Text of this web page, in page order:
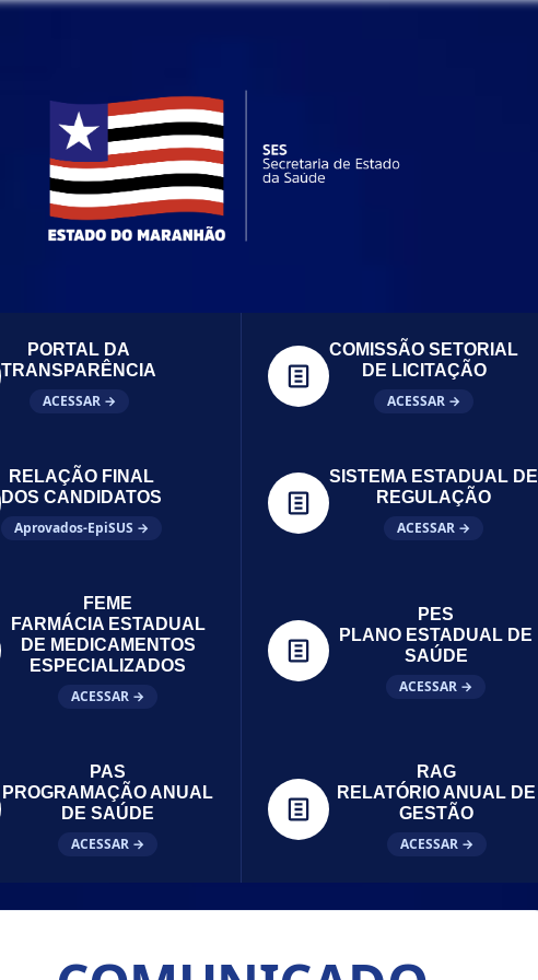
PORTAL DA
TRANSPARÊNCIA
ACESSAR →
COMISSÃO SETORIAL
DE LICITAÇÃO
ACESSAR →
RELAÇÃO FINAL
DOS CANDIDATOS
Aprovados-EpiSUS →
SISTEMA ESTADUAL DE
REGULAÇÃO
ACESSAR →
FEME
FARMÁCIA ESTADUAL
DE MEDICAMENTOS
ESPECIALIZADOS
ACESSAR →
PES
PLANO ESTADUAL DE
SAÚDE
ACESSAR →
PAS
PROGRAMAÇÃO ANUAL
DE SAÚDE
ACESSAR →
RAG
RELATÓRIO ANUAL DE
GESTÃO
ACESSAR →